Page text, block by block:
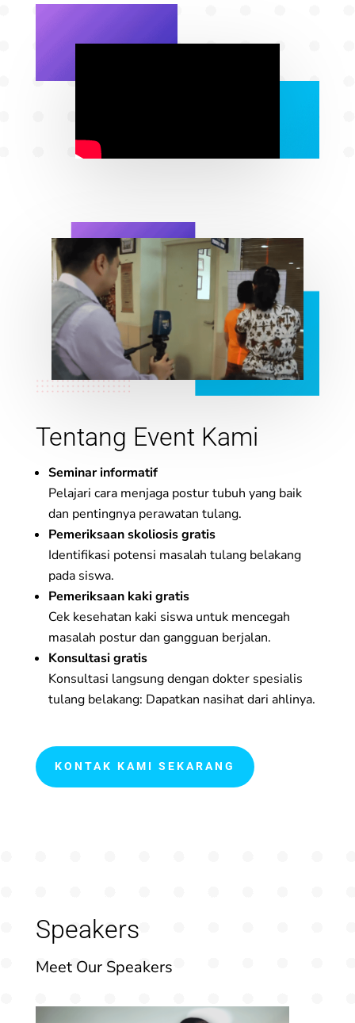
Tentang Event Kami
Seminar informatif
Pelajari cara menjaga postur tubuh yang baik
dan pentingnya perawatan tulang.
Pemeriksaan skoliosis gratis
Identifikasi potensi masalah tulang belakang
pada siswa.
Pemeriksaan kaki gratis
Cek kesehatan kaki siswa untuk mencegah
masalah postur dan gangguan berjalan.
Konsultasi gratis
Konsultasi langsung dengan dokter spesialis
tulang belakang: Dapatkan nasihat dari ahlinya.
KONTAK KAMI SEKARANG
Speakers
Meet Our Speakers